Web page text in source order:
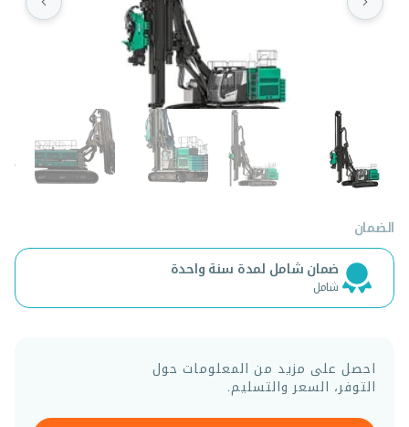
الضمان
ضمان شامل لمدة سنة واحدة
شامل
احصل على مزيد من المعلومات حول
التوفر، السعر والتسليم.